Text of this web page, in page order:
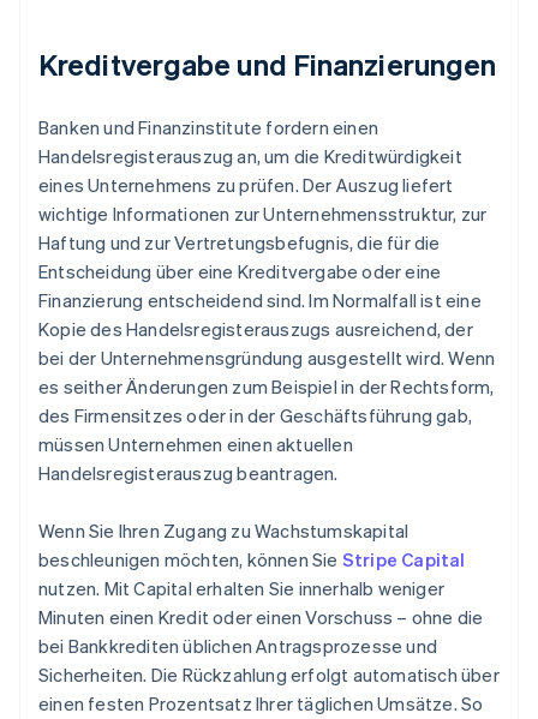
Kreditvergabe und Finanzierungen
Banken und Finanzinstitute fordern einen
Handelsregisterauszug an, um die Kreditwürdigkeit
eines Unternehmens zu prüfen. Der Auszug liefert
wichtige Informationen zur Unternehmensstruktur, zur
Haftung und zur Vertretungsbefugnis, die für die
Entscheidung über eine Kreditvergabe oder eine
Finanzierung entscheidend sind. Im Normalfall ist eine
Kopie des Handelsregisterauszugs ausreichend, der
bei der Unternehmensgründung ausgestellt wird. Wenn
es seither Änderungen zum Beispiel in der Rechtsform,
des Firmensitzes oder in der Geschäftsführung gab,
müssen Unternehmen einen aktuellen
Handelsregisterauszug beantragen.
Wenn Sie Ihren Zugang zu Wachstumskapital
beschleunigen möchten, können Sie Stripe Capital
nutzen. Mit Capital erhalten Sie innerhalb weniger
Minuten einen Kredit oder einen Vorschuss – ohne die
bei Bankkrediten üblichen Antragsprozesse und
Sicherheiten. Die Rückzahlung erfolgt automatisch über
einen festen Prozentsatz Ihrer täglichen Umsätze. So